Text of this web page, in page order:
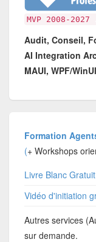
MVP 2008-2027
Audit, Conseil,
AI Integration
MAUI, WPF/
Formation
(+ Workshops
Livre Blanc Gratuit
Vidéo d'initiation
Autres services
sur demande.